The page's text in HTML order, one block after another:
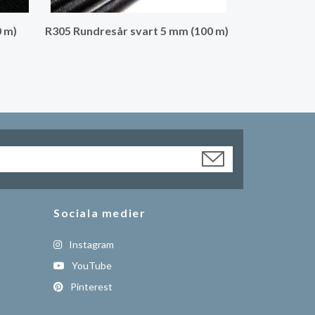
m) R305 Rundresår svart 5 mm (100 m)
Sociala medier
Instagram
YouTube
Pinterest